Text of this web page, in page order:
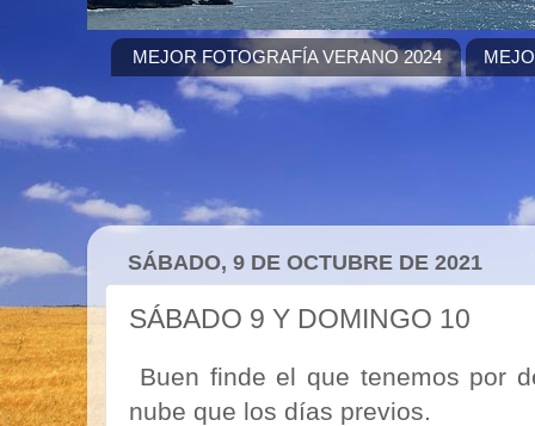
MEJOR FOTOGRAFÍA VERANO 2024
SÁBADO, 9 DE OCTUBRE DE 2021
SÁBADO 9 Y DOMINGO 10
Buen finde el que tenemos por
nube que los días previos.